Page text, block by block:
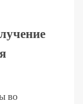
во